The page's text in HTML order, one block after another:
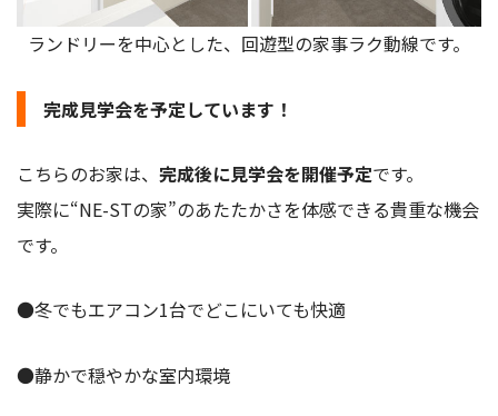
ランドリーを中心とした、回遊型の家事ラク動線です。
完成見学会を予定しています！
こちらのお家は、 完成後に見学会を開催予定です。
実際に“NE-STの家”のあたたかさを体感できる貴重な機会
です。
●冬でもエアコン1台でどこにいても快適
●静かで穏やかな室内環境